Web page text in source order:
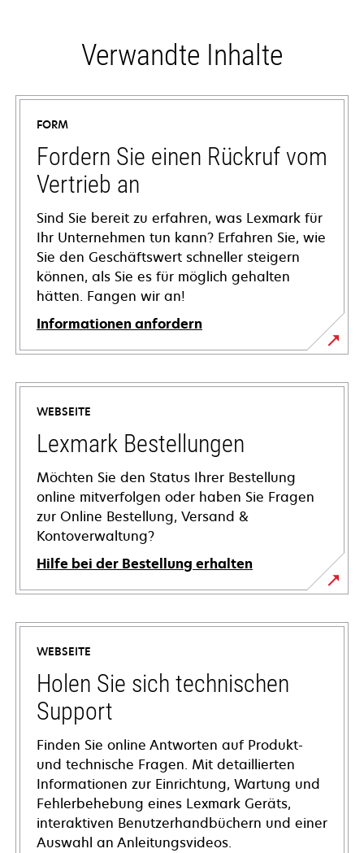
Verwandte Inhalte
FORM
Fordern Sie einen Rückruf vom
Vertrieb an
Sind Sie bereit zu erfahren, was Lexmark für
Ihr Unternehmen tun kann? Erfahren Sie, wie
Sie den Geschäftswert schneller steigern
können, als Sie es für möglich gehalten
hätten. Fangen wir an!
Informationen anfordern
WEBSEITE
Lexmark Bestellungen
Möchten Sie den Status Ihrer Bestellung
online mitverfolgen oder haben Sie Fragen
zur Online Bestellung, Versand &
Kontoverwaltung?
Hilfe bei der Bestellung erhalten
WEBSEITE
Holen Sie sich technischen
Support
Finden Sie online Antworten auf Produkt-
und technische Fragen. Mit detaillierten
Informationen zur Einrichtung, Wartung und
Fehlerbehebung eines Lexmark Geräts,
interaktiven Benutzerhandbüchern und einer
Auswahl an Anleitungsvideos.